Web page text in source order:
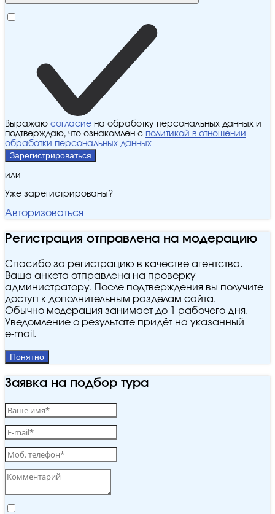
Выражаю согласие на обработку персональных данных и
подтверждаю, что ознакомлен с политикой в отношении
обработки персональных данных
Зарегистрироваться
или
Уже зарегистрированы?
Авторизоваться
Регистрация отправлена на модерацию
Спасибо за регистрацию в качестве агентства.
Ваша анкета отправлена на проверку
администратору. После подтверждения вы получите
доступ к дополнительным разделам сайта.
Обычно модерация занимает до 1 рабочего дня.
Уведомление о результате придёт на указанный
e‑mail.
Понятно
Заявка на подбор тура